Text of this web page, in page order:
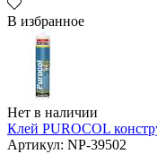
В избранное
Нет в наличии
Клей PUROCOL
Артикул: NP-39502